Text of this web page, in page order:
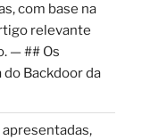
com base na
relevante
— ## Os
do Backdoor da